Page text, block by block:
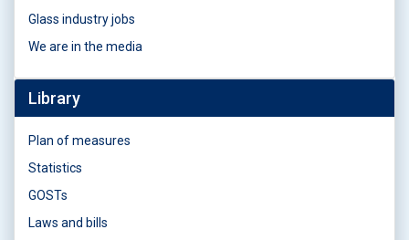
Glass industry jobs
We are in the media
Library
Plan of measures
Statistics
GOSTs
Laws and bills